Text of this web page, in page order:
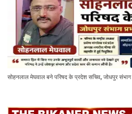
सोहनलाल मेघवाल बने परिषद के प्रदेश सचिव, जोधपुर संभाग